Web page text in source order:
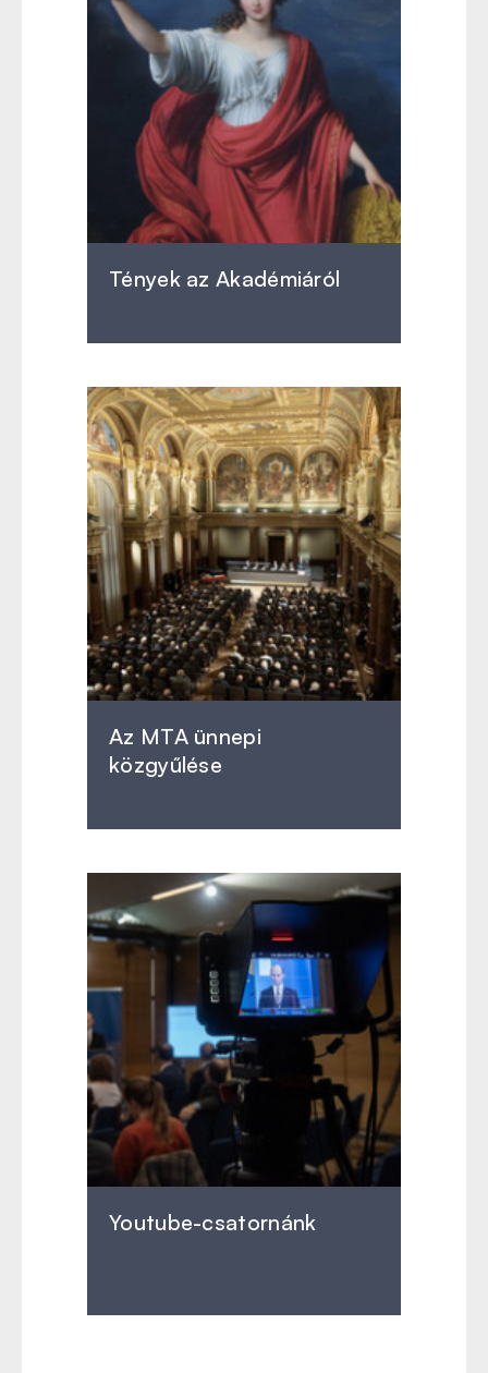
Tények az Akadémiáról
Az MTA ünnepi
közgyűlése
Youtube-csatornánk